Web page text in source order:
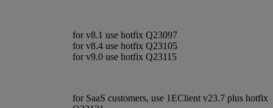
for v8.1 use hotfix Q23097
for v8.4 use hotfix Q23105
for v9.0 use hotfix Q23115
for SaaS customers, use 1EClient v23.7 plus hotfix